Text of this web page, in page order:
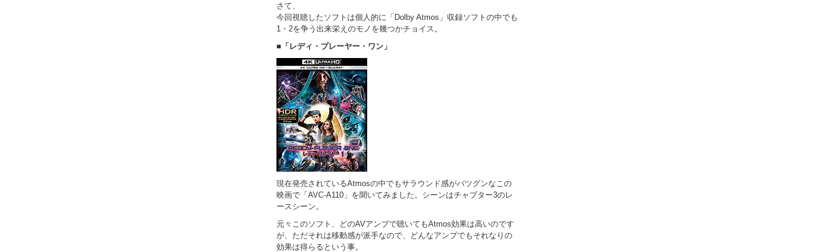
さて、
今回視聴したソフトは個人的に「Dolby Atmos」収録ソフトの中でも
1・2を争う出来栄えのモノを幾つかチョイス。
■「レディ・プレーヤー・ワン」
現在発売されているAtmosの中でもサラウンド感がバツグンなこの
映画で「AVC-A110」を聞いてみました。シーンはチャプター3のレ
ースシーン。
元々このソフト、どのAVアンプで聴いてもAtmos効果は高いのです
が、ただそれは移動感が派手なので、どんなアンプでもそれなりの
効果は得らるという事。